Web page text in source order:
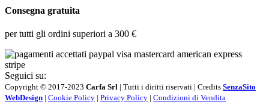
Consegna gratuita
per tutti gli ordini superiori a 300 €
Seguici su:
Copyright © 2017-2023 Carfa Srl | Tutti i diritti riservati | Credits SenzaSito
WebDesign | Cookie Policy | Privacy Policy | Condizioni di Vendita